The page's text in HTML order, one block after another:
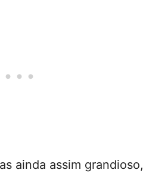
ainda assim grandioso,